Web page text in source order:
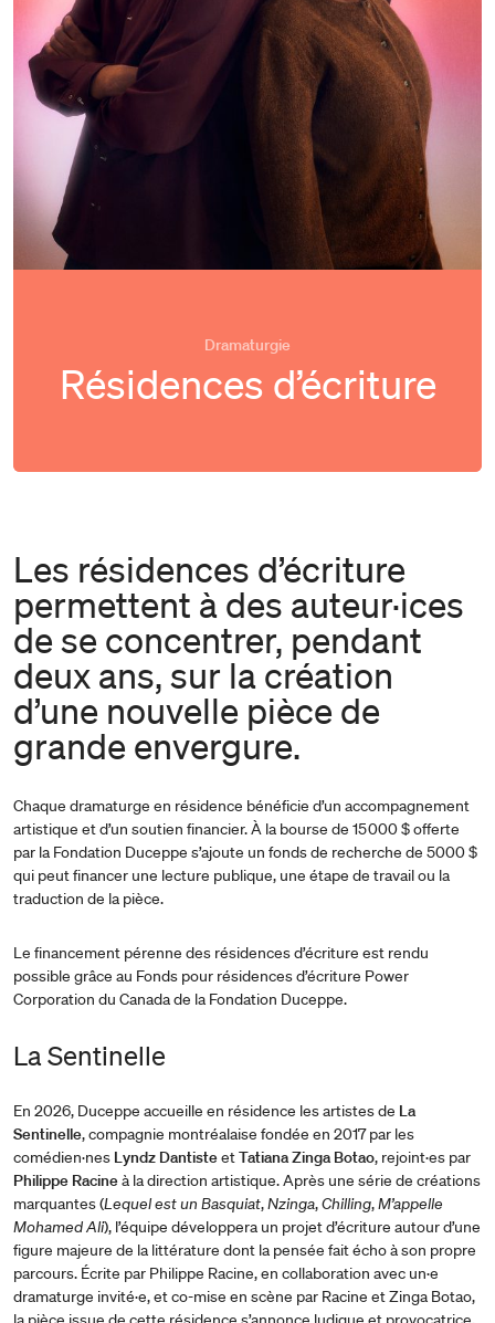
Dramaturgie
Résidences d’écriture
Les résidences d’écriture
permettent à des auteur·ices
de se concentrer, pendant
deux ans, sur la création
d’une nouvelle pièce de
grande envergure.
Chaque dramaturge en résidence bénéficie d’un accompagnement
artistique et d’un soutien financier. À la bourse de 15 000 $ offerte
par la Fondation Duceppe s’ajoute un fonds de recherche de 5000 $
qui peut financer une lecture publique, une étape de travail ou la
traduction de la pièce.
Le financement pérenne des résidences d’écriture est rendu
possible grâce au Fonds pour résidences d’écriture Power
Corporation du Canada de la Fondation Duceppe.
La Sentinelle
En 2026, Duceppe accueille en résidence les artistes de La
Sentinelle, compagnie montréalaise fondée en 2017 par les
comédien·nes Lyndz DantisteetTatiana Zinga Botao, rejoint·es par
Philippe Racineà la direction artistique. Après une série de créations
marquantes (Lequel est un Basquiat,Nzinga,Chilling,M’appelle
Mohamed Ali), l’équipe développera un projet d’écriture autour d’une
figure majeure de la littérature dont la pensée fait écho à son propre
parcours. Écrite par Philippe Racine, en collaboration avec un·e
dramaturge invité·e, et co-mise en scène par Racine et Zinga Botao,